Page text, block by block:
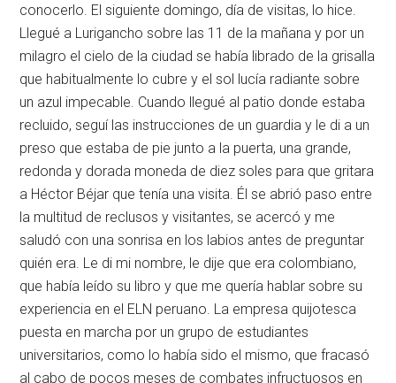
conocerlo. El siguiente domingo, día de visitas, lo hice.
Llegué a Lurigancho sobre las 11 de la mañana y por un
milagro el cielo de la ciudad se había librado de la grisalla
que habitualmente lo cubre y el sol lucía radiante sobre
un azul impecable. Cuando llegué al patio donde estaba
recluido, seguí las instrucciones de un guardia y le di a un
preso que estaba de pie junto a la puerta, una grande,
redonda y dorada moneda de diez soles para que gritara
a Héctor Béjar que tenía una visita. Él se abrió paso entre
la multitud de reclusos y visitantes, se acercó y me
saludó con una sonrisa en los labios antes de preguntar
quién era. Le di mi nombre, le dije que era colombiano,
que había leído su libro y que me quería hablar sobre su
experiencia en el ELN peruano. La empresa quijotesca
puesta en marcha por un grupo de estudiantes
universitarios, como lo había sido el mismo, que fracasó
al cabo de pocos meses de combates infructuosos en